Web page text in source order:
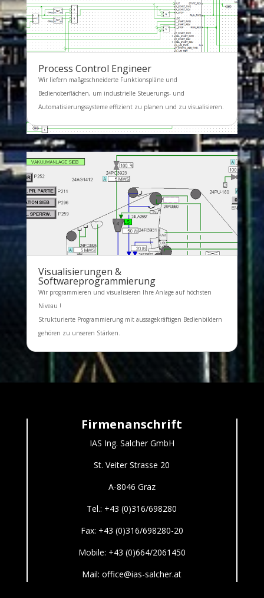
Process Control Engineer
Wir liefern maßgeschneiderte Funktionspläne und
Bedienoberflächen, um industrielle Steuerungs- und
Automatisierungssysteme effizient zu planen und zu visualisieren.
Visualisierungen &
Softwareprogrammierung
Wir programmieren und visualisieren Ihre Anlage auf höchsten
Niveau !
Strukturierte Programmierung mit aussagekräftigen Bedienbildern
gehören zu unseren Stärken.
Firmenanschrift
IAS Ing. Salcher GmbH
St. Veiter Strasse 20
A-8046 Graz
Tel.: +43 (0)316/698280
Fax: +43 (0)316/698280-20
Mobile: +43 (0)664/2061450
Mail: office@ias-salcher.at